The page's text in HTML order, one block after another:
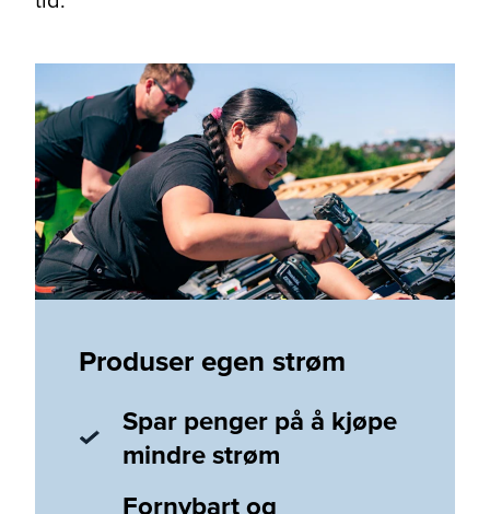
Produser egen strøm
Spar penger på å kjøpe
mindre strøm
Fornybart og